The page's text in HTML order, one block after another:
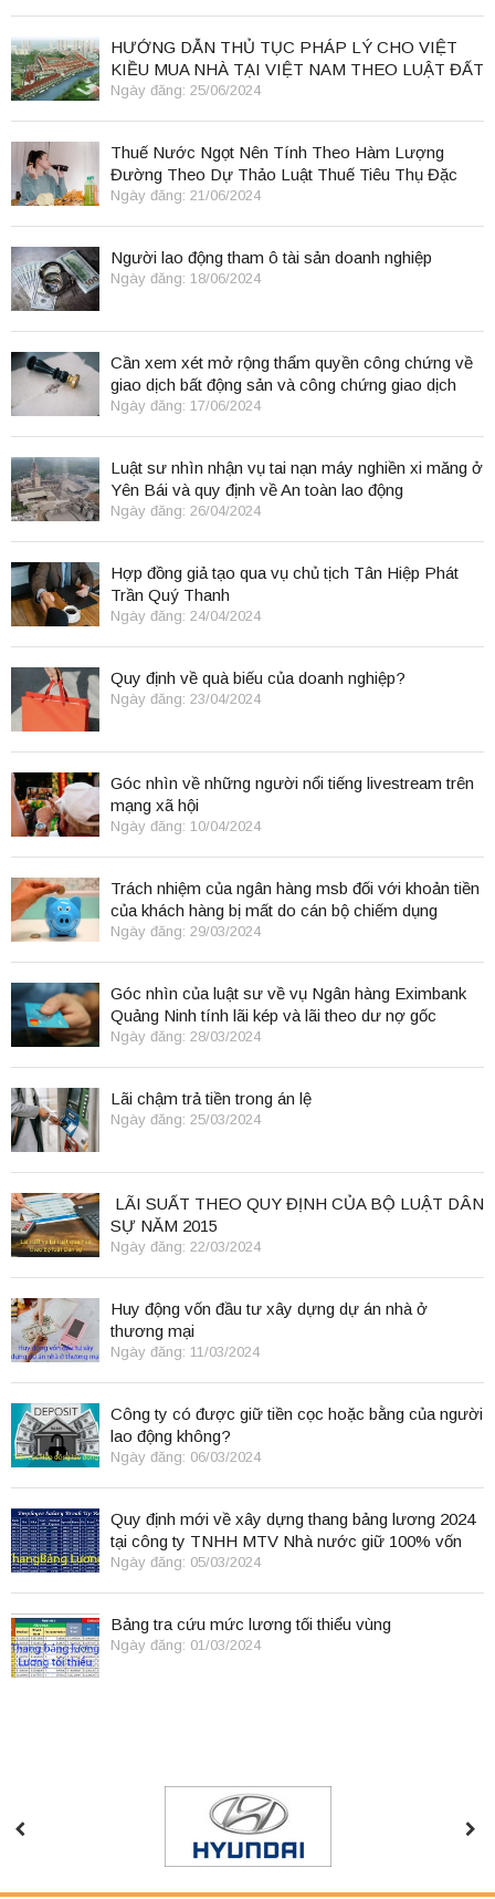
HƯỚNG DẪN THỦ TỤC PHÁP LÝ CHO VIỆT
KIỀU MUA NHÀ TẠI VIỆT NAM THEO LUẬT ĐẤT
ĐAI 2024
Ngày đăng: 25/06/2024
Thuế Nước Ngọt Nên Tính Theo Hàm Lượng
Đường Theo Dự Thảo Luật Thuế Tiêu Thụ Đặc
Biệt
Ngày đăng: 21/06/2024
Người lao động tham ô tài sản doanh nghiệp
Ngày đăng: 18/06/2024
Cần xem xét mở rộng thẩm quyền công chứng về
giao dịch bất động sản và công chứng giao dịch
điện tử.
Ngày đăng: 17/06/2024
Luật sư nhìn nhận vụ tai nạn máy nghiền xi măng ở
Yên Bái và quy định về An toàn lao động
Ngày đăng: 26/04/2024
Hợp đồng giả tạo qua vụ chủ tịch Tân Hiệp Phát
Trần Quý Thanh
Ngày đăng: 24/04/2024
Quy định về quà biếu của doanh nghiệp?
Ngày đăng: 23/04/2024
Góc nhìn về những người nổi tiếng livestream trên
mạng xã hội
Ngày đăng: 10/04/2024
Trách nhiệm của ngân hàng msb đối với khoản tiền
của khách hàng bị mất do cán bộ chiếm dụng
Ngày đăng: 29/03/2024
Góc nhìn của luật sư về vụ Ngân hàng Eximbank
Quảng Ninh tính lãi kép và lãi theo dư nợ gốc
Ngày đăng: 28/03/2024
Lãi chậm trả tiền trong án lệ
Ngày đăng: 25/03/2024
LÃI SUẤT THEO QUY ĐỊNH CỦA BỘ LUẬT DÂN
SỰ NĂM 2015
Ngày đăng: 22/03/2024
Huy động vốn đầu tư xây dựng dự án nhà ở
thương mại
Ngày đăng: 11/03/2024
Công ty có được giữ tiền cọc hoặc bằng của người
lao động không?
Ngày đăng: 06/03/2024
Quy định mới về xây dựng thang bảng lương 2024
tại công ty TNHH MTV Nhà nước giữ 100% vốn
điều lệ
Ngày đăng: 05/03/2024
Bảng tra cứu mức lương tối thiểu vùng
Ngày đăng: 01/03/2024